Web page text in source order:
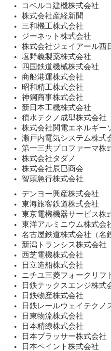
お問い合わせ
個人情報保護方針
コベルコ建機株式会社
株式会社産経新聞
三和機工株式会社
ジーネット株式会社
株式会社ジェイアール西
塩野義製薬株式会社
四国鉄道機械株式会社
商船港運株式会社
昭和精工株式会社
神鋼商事株式会社
新日本工機株式会社
積水テクノ成型株式会社
株式会社関電エネルギー
瀬戸内電気システム株式
第一三共プロファーマ株
株式会社タダノ
株式会社辰巳商会
智頭急行株式会社
デンヨー興産株式会社
東海旅客鉄道株式会社
東京電機機器サービス株
東洋アルミニウム株式会
名古屋鉄道株式会社（名
新潟トランシス株式会社
西芝電機株式会社
日立造船株式会社
ニチユ三菱フォークリフ
日鉄テックスエンジ株式
日鉄物産株式会社
日鉄レールウェイテクノ
日東物流株式会社
日本精線株式会社
日本プラッサー株式会社
日本ペイント株式会社